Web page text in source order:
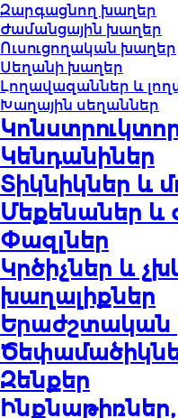
Զարգացնող խաղեր
Ժամանցային խաղեր
Ուսուցողական խաղեր
Սեղանի խաղեր
Լողավազաններ և
Խաղային սեղաններ
Կենդանիներ
Տիկնիկներ և
Մեքենաներ և
Փազլներ
Կրծիչներ և
խաղալիքներ
Երաժշտական
Զենքեր